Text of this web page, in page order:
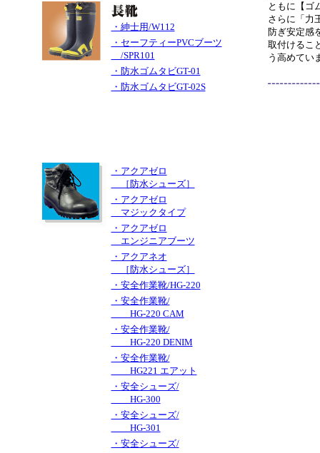
・紳士用/W112
・セーフティーPVCブーツ
/SPR101
・防水ゴムタビGT-01
・防水ゴムタビGT-02S
・アクアゼロ
［防水シューズ］
・アクアゼロ
マジックタイプ
・アクアゼロ
エンジニアブーツ
・アクアネオ
［防水シューズ］
・安全作業靴/HG-220
・安全作業靴/
HG-220 CAM
・安全作業靴/
HG-220 DENIM
・安全作業靴/
HG221 エアット
・安全シューズ/
HG-300
・安全シューズ/
HG-301
・安全シューズ/
ともに【ゴ
さらに「力
防ぎ安定感
取付けるこ
う高めてい